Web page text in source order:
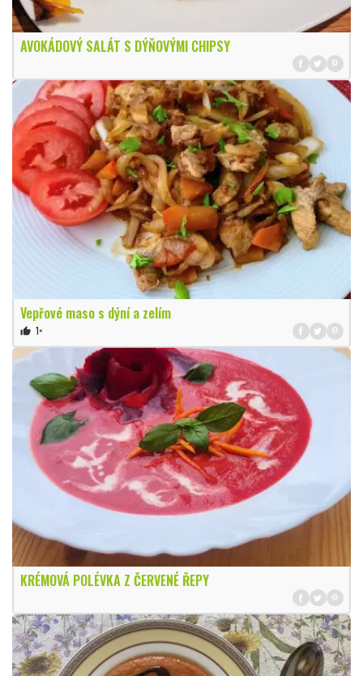
AVOKÁDOVÝ SALÁT S DÝŇOVÝMI CHIPSY
Vepřové maso s dýní a zelím
thumb_up 1×
KRÉMOVÁ POLÉVKA Z ČERVENÉ ŘEPY